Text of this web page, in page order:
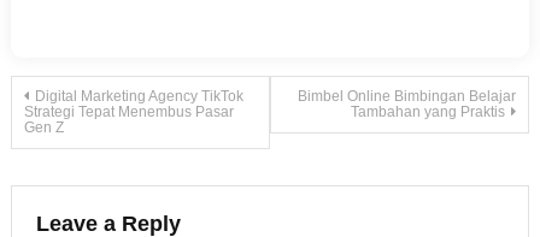
Post
navigation
Digital Marketing Agency TikTok
Strategi Tepat Menembus Pasar
Gen Z
Bimbel Online Bimbingan Belajar
Tambahan yang Praktis
Leave a Reply